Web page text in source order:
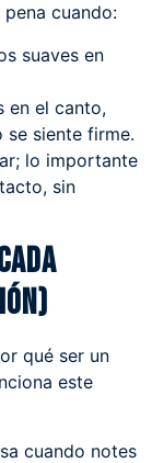
cuando:
suaves en
en el canto,
se siente firme.
lo importante
sin
qué ser un
este
cuando notes